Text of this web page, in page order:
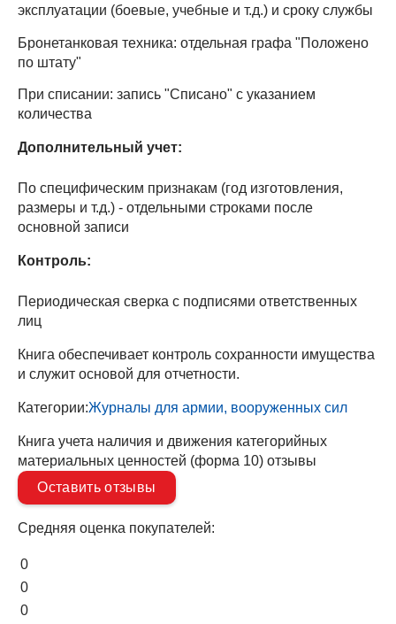
эксплуатации (боевые, учебные и т.д.) и сроку службы
Бронетанковая техника: отдельная графа "Положено
по штату"
При списании: запись "Списано" с указанием
количества
Дополнительный учет:
По специфическим признакам (год изготовления,
размеры и т.д.) - отдельными строками после
основной записи
Контроль:
Периодическая сверка с подписями ответственных
лиц
Книга обеспечивает контроль сохранности имущества
и служит основой для отчетности.
Категории:Журналы для армии, вооруженных сил
Книга учета наличия и движения категорийных
материальных ценностей (форма 10) отзывы
Оставить отзывы
Средняя оценка покупателей:
0
0
0